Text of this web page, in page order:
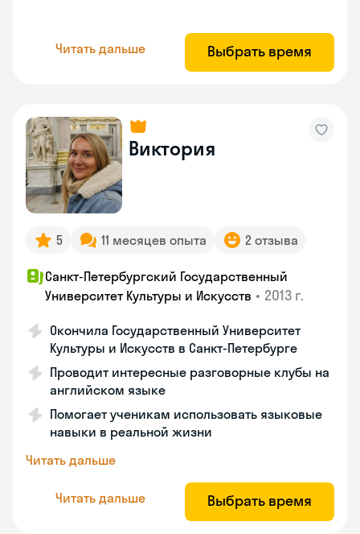
Читать дальше Выбрать время
Виктория
5 11 месяцев опыта 2 отзыва
Санкт-Петербургский Государственный
Университет Культуры и Искусств • 2013 г.
Окончила Государственный Университет
Культуры и Искусств в Санкт-Петербурге
Проводит интересные разговорные клубы на
английском языке
Помогает ученикам использовать языковые
навыки в реальной жизни
Читать дальше
Читать дальше Выбрать время